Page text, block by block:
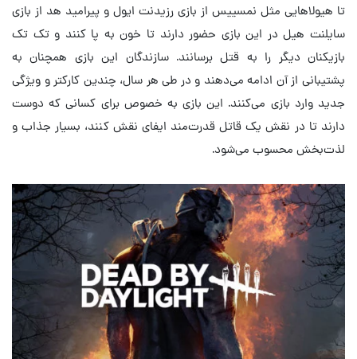
تا هیولاهایی مثل نمسییس از بازی رزیدنت ایول و پیرامید هد از بازی
سایلنت هیل در این بازی حضور دارند تا خون به پا کنند و تک تک
بازیکنان دیگر را به قتل برسانند. سازندگان این بازی همچنان به
پشتیبانی از آن ادامه می‌دهند و در طی هر سال، چندین کارکتر و ویژگی
جدید وارد بازی می‌کنند. این بازی به خصوص برای کسانی که دوست
دارند تا در نقش یک قاتل قدرت‌مند ایفای نقش کنند، بسیار جذاب و
لذت‌بخش محسوب می‌شود.